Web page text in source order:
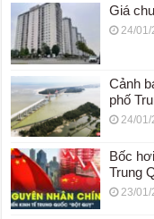
Giá
24/01/
Cảnh
phố
24/01/
Bốc
Trung
23/01/